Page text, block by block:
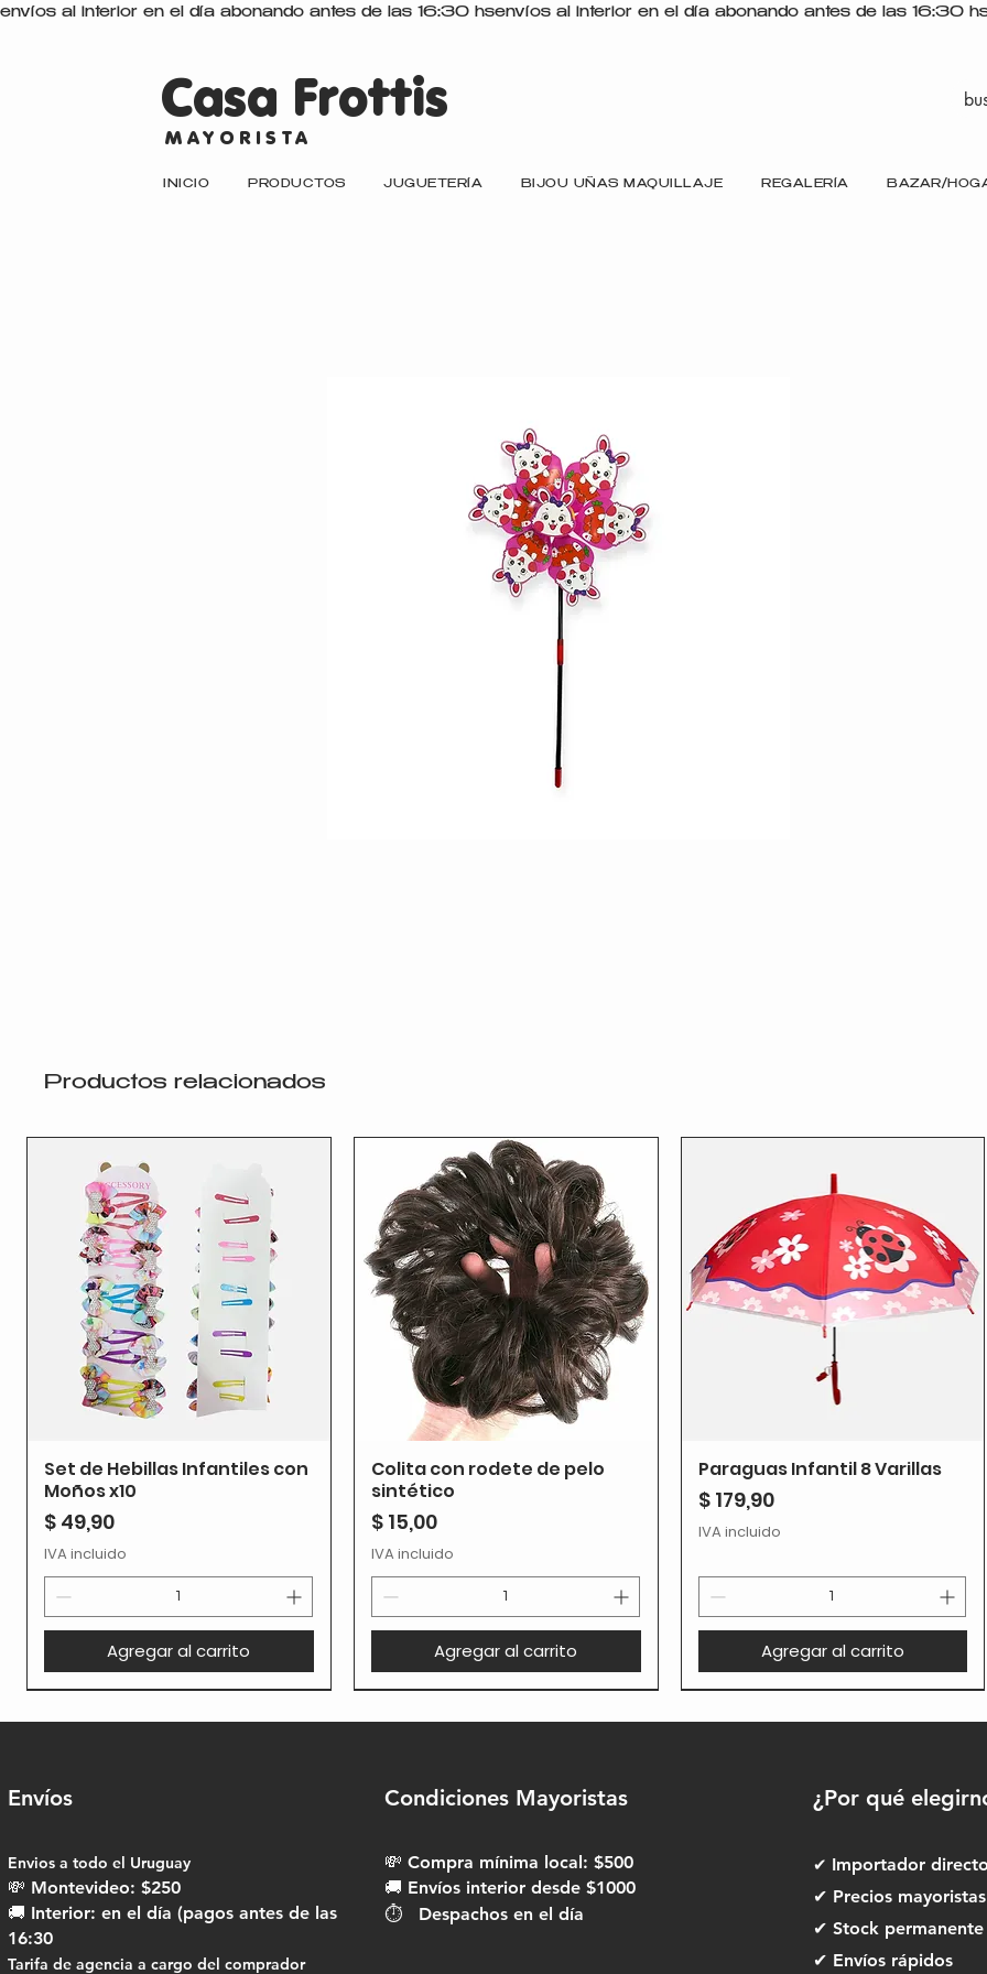
Casa Frottis
MAYORISTA
INICIO PRODUCTOS JUGUETERÍA BIJOU UÑAS MAQUILLAJE REGALERÍA BAZAR/
envíos al interior en el día abonando antes de las 16:30 hs
Productos relacionados
Set de Hebillas Infantiles con
Moños x10
Precio
$ 49,90
IVA incluido
Agregar al carrito
Colita con rodete de pelo
sintético
Precio
$ 15,00
IVA incluido
Agregar al carrito
Paraguas Infantil 8 Varillas
Precio
$ 179,90
IVA incluido
Agregar al carrito
Envíos
Envios a todo el Uruguay​
💸 Montevideo: $250
🚚 Interior: en el día (pagos antes de las
16:30
Tarifa de agencia a cargo del comprador
Condiciones Mayoristas
💸 Compra mínima local: $500
🚚 Envíos interior desde $1000
⏱ Despachos en el día
¿Por qué
✔ Importador directo
✔ Precios
✔ Stock permanente
✔ Envíos rápidos